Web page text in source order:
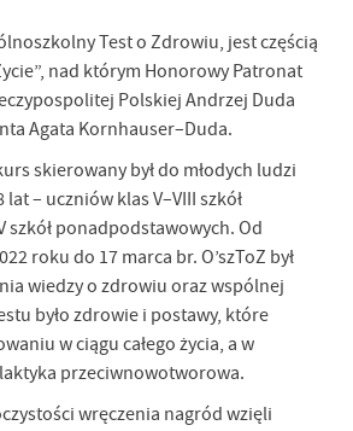
Test o Zdrowiu, jest częścią
nad którym Honorowy Patronat
Polskiej Andrzej Duda
Agata Kornhauser–Duda.
skierowany był do młodych ludzi
– uczniów klas V–VIII szkół
szkół ponadpodstawowych. Od
roku do 17 marca br. O’szToZ był
wiedzy o zdrowiu oraz wspólnej
było zdrowie i postawy, które
w ciągu całego życia, a w
przeciwnowotworowa.
wręczenia nagród wzięli